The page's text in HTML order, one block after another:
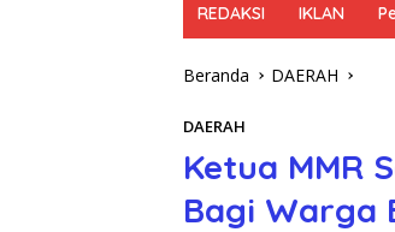
REDAKSI IKLAN
Beranda DAERAH
DAERAH
Ketua MMR
Bagi Warga